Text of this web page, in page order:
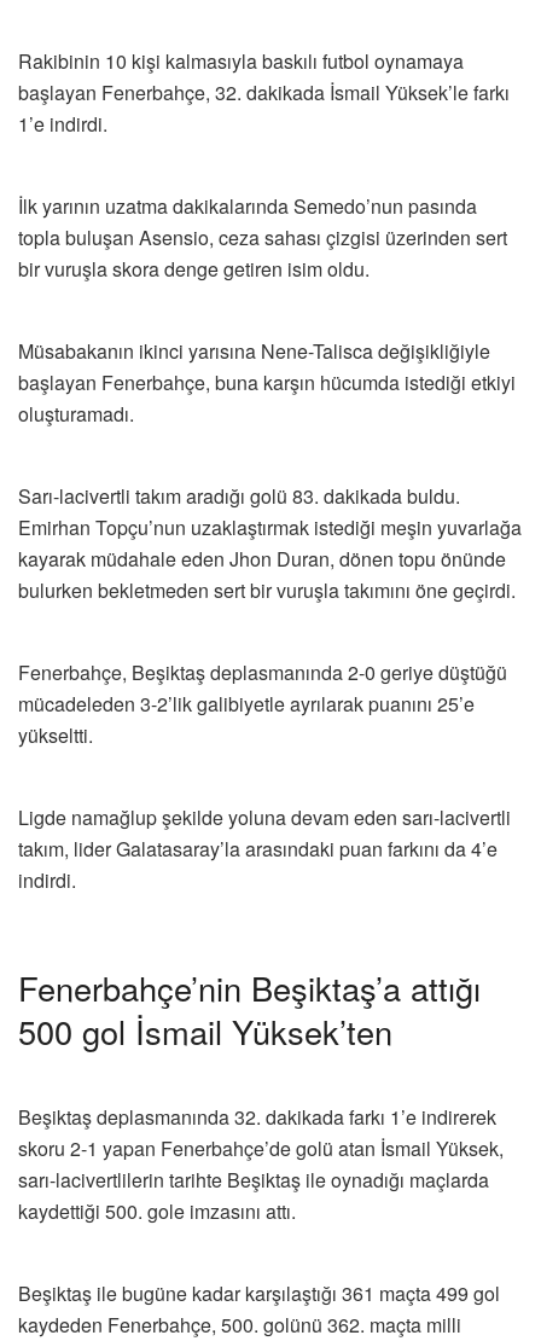
Rakibinin 10 kişi kalmasıyla baskılı futbol oynamaya
başlayan Fenerbahçe, 32. dakikada İsmail Yüksek’le farkı
1’e indirdi.
İlk yarının uzatma dakikalarında Semedo’nun pasında
topla buluşan Asensio, ceza sahası çizgisi üzerinden sert
bir vuruşla skora denge getiren isim oldu.
Müsabakanın ikinci yarısına Nene-Talisca değişikliğiyle
başlayan Fenerbahçe, buna karşın hücumda istediği etkiyi
oluşturamadı.
Sarı-lacivertli takım aradığı golü 83. dakikada buldu.
Emirhan Topçu’nun uzaklaştırmak istediği meşin yuvarlağa
kayarak müdahale eden Jhon Duran, dönen topu önünde
bulurken bekletmeden sert bir vuruşla takımını öne geçirdi.
Fenerbahçe, Beşiktaş deplasmanında 2-0 geriye düştüğü
mücadeleden 3-2’lik galibiyetle ayrılarak puanını 25’e
yükseltti.
Ligde namağlup şekilde yoluna devam eden sarı-lacivertli
takım, lider Galatasaray’la arasındaki puan farkını da 4’e
indirdi.
Fenerbahçe’nin Beşiktaş’a attığı
500 gol İsmail Yüksek’ten
Beşiktaş deplasmanında 32. dakikada farkı 1’e indirerek
skoru 2-1 yapan Fenerbahçe’de golü atan İsmail Yüksek,
sarı-lacivertlilerin tarihte Beşiktaş ile oynadığı maçlarda
kaydettiği 500. gole imzasını attı.
Beşiktaş ile bugüne kadar karşılaştığı 361 maçta 499 gol
kaydeden Fenerbahçe, 500. golünü 362. maçta milli